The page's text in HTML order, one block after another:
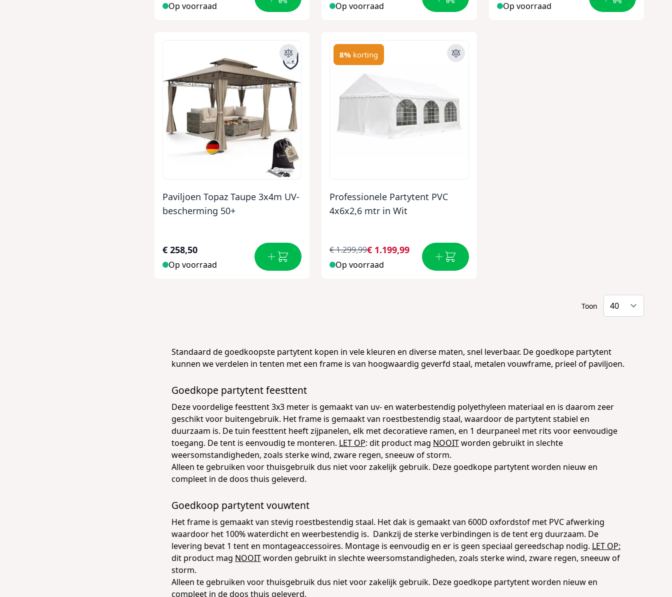
Op voorraad Op voorraad Op voorraad
Paviljoen Topaz Taupe 3x4m UV-
bescherming 50+
€ 258,50
Op voorraad
8% korting
Professionele Partytent PVC
4x6x2,6 mtr in Wit
€ 1.199,99
€ 1.299,99
Op voorraad
Toon
Standaard degoedkoopste partytent kopen in vele kleuren en diverse maten, snel leverbaar. De goedkope partytent
kunnen we verdelen in tenten met een frame is van hoogwaardig geverfd staal, metalen vouwframe, prieel of paviljoen.
Goedkope partytent feesttent
Dezevoordelige feesttent 3x3 meteris gemaakt van uv- en waterbestendig polyethyleen materiaal en is daarom zeer
geschikt voor buitengebruik. Het frame is gemaakt van roestbestendig staal, waardoor de partytent stabiel en
duurzaam is. De tuin feesttent heeft zijpanelen, elk met decoratieve ramen, en 1 deurpaneel met rits voor eenvoudige
toegang. De tent is eenvoudig te monteren. LET OP: dit product mag NOOITworden gebruikt in slechte
weersomstandigheden, zoals sterke wind, zware regen, sneeuw of storm.
Alleen te gebruiken voor thuisgebruik dus niet voor zakelijk gebruik. Deze goedkope partytent worden nieuw en
compleet in de doos thuis geleverd.
Goedkoop partytent vouwtent
Het frame is gemaakt van stevig roestbestendig staal. Het dak is gemaakt van 600D oxfordstof met PVC afwerking
waardoor het 100% waterdicht en weerbestendig is. Dankzij de sterke verbindingen is de tent erg duurzaam. De
levering bevat 1 tent en montageaccessoires. Montage is eenvoudig en er is geen speciaal gereedschap nodig. LET OP:
dit product mag NOOITworden gebruikt in slechte weersomstandigheden, zoals sterke wind, zware regen, sneeuw of
storm.
Alleen te gebruiken voor thuisgebruik dus niet voor zakelijk gebruik. Deze goedkope partytent worden nieuw en
compleet in de doos thuis geleverd.